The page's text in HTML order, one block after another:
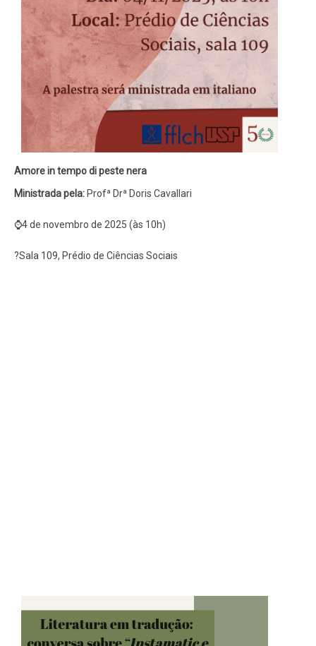
Amore in tempo di peste nera
Ministrada pela: Profª Drª Doris Cavallari
⌚4 de novembro de 2025 (às 10h)
?Sala 109, Prédio de Ciências Sociais